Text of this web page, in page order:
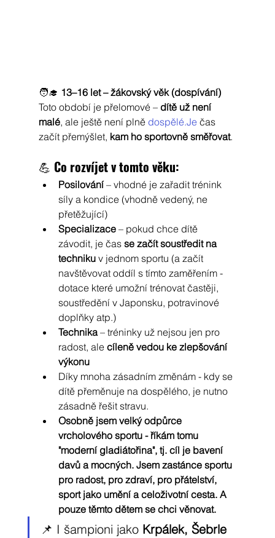
🧑‍🎓 13–16 let – žákovský věk (dospívání)
Toto období je přelomové – dítě už není
malé, ale ještě není plně dospělé.Je čas
začít přemýšlet, kam ho sportovně směřovat.
💪 Co rozvíjet v tomto věku:
Posilování – vhodné je zařadit trénink
síly a kondice (vhodně vedený, ne
přetěžující)
Specializace – pokud chce dítě
závodit, je čas se začít soustředit na
techniku v jednom sportu (a začít
navštěvovat oddíl s tímto zaměřením -
dotace které umožní trénovat častěji,
soustředění v Japonsku, potravinové
doplňky atp.)
Technika – tréninky už nejsou jen pro
radost, ale cíleně vedou ke zlepšování
výkonu
Díky mnoha zásadním změnám - kdy se
dítě přeměnuje na dospělého, je nutno
zásadně řešit stravu.
Osobně jsem velký odpůrce
vrcholového sportu - říkám tomu
"moderní gladiátořina", tj. cíl je bavení
davů a mocných. Jsem zastánce sportu
pro radost, pro zdraví, pro přátelství,
sport jako umění a celoživotní cesta. A
pouze těmto dětem se chci věnovat.
📌 I šampioni jako Krpálek, Šebrle